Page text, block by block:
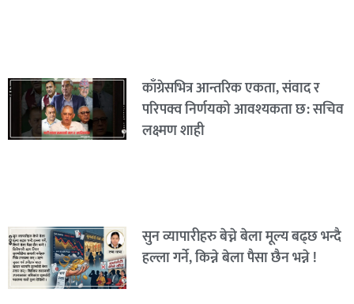
काँग्रेसभित्र आन्तरिक एकता, संवाद र
परिपक्व निर्णयको आवश्यकता छ: सचिव
लक्ष्मण शाही
सुन व्यापारीहरु बेच्ने बेला मूल्य बढ्छ भन्दै
हल्ला गर्ने, किन्ने बेला पैसा छैन भन्ने !